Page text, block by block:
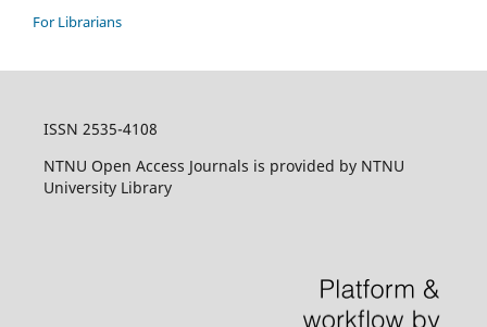
For Librarians
ISSN 2535-4108
NTNU Open Access Journals is provided by NTNU
University Library